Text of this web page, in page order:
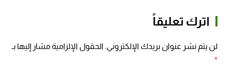
اترك تعليقاً
لن يتم نشر عنوان بريدك الإلكتروني. الحقول الإلزامية مشار إليها بـ
*